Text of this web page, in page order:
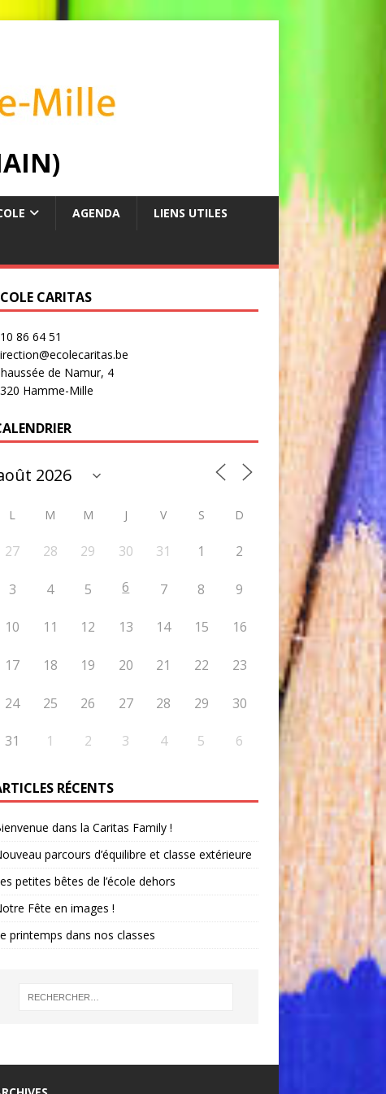
AGENDA LIENS UTILES
CARITAS
86 64 51
de Namur, 4
Hamme-Mille
L M M J V S D
27 28 29 30 31 1 2
3 4 5 6 7 8 9
10 11 12 13 14 15 16
17 18 19 20 21 22 23
24 25 26 27 28 29 30
31 1 2 3 4 5 6
RÉCENTS
dans la Caritas Family !
parcours d’équilibre et classe extérieure
petites bêtes de l’école dehors
Fête en images !
printemps dans nos classes